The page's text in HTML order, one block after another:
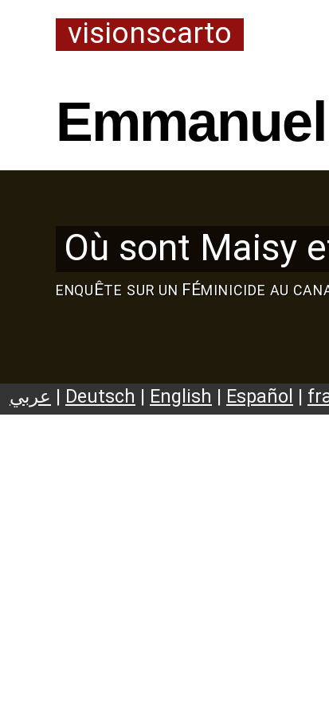
visionscarto
Où sont Maisy
ENQU ÊTE SUR UN FÉMINICIDE AU
عربي | Deutsch | English | Español |